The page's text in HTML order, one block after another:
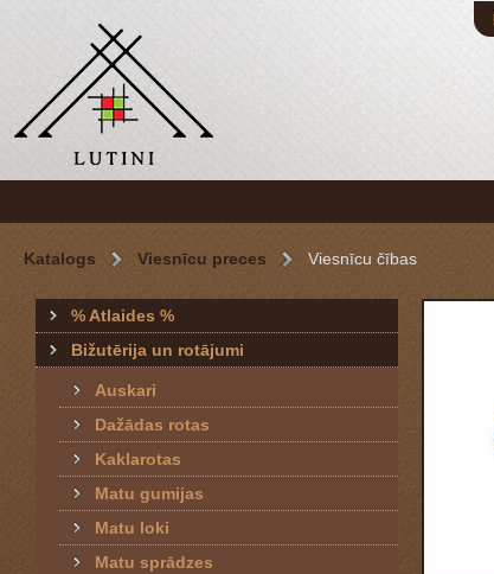
Katalogs Viesnīcu preces Viesnīcu čības
% Atlaides %
Bižutērija un rotājumi
Auskari
Dažādas rotas
Kaklarotas
Matu gumijas
Matu loki
Matu sprādzes